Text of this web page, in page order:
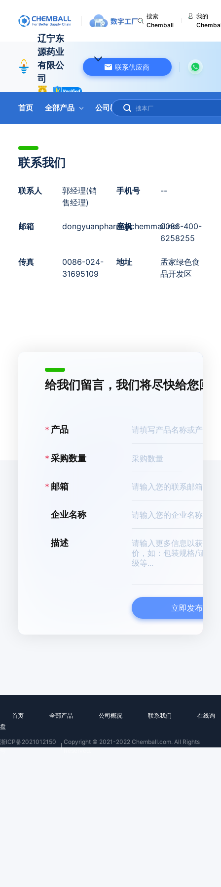
搜索
Chemball
我的
辽宁东
源药业
有限公
司
联系供应商
首页 全部产品 公司概况 联系我们
联系我们
联系人
郭经理(销
售经理)
手机号 --
邮箱 dongyuanpharm@chemmail.net
座机
0086-400-
6258255
传真
0086-024-
31695109
地址
孟家绿色食
品开发区
给我们留言，我们将尽快给您回
产品
采购数量
邮箱
企业名称
描述
立即发布
首页 全部产品 公司概况 联系我们
在线询
盘
浙ICP备2021012150
Copyright © 2021-2022 Chemball.com. All Rights